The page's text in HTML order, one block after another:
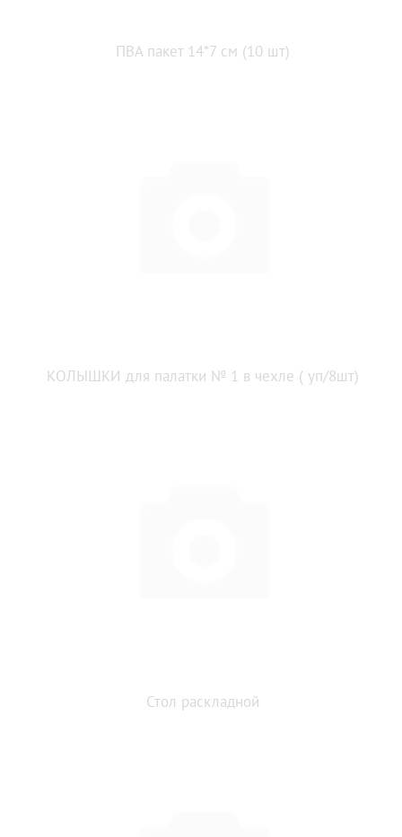
ПВА пакет 14*7 см (10 шт)
КОЛЫШКИ для палатки № 1 в чехле ( уп/8шт)
Стол раскладной